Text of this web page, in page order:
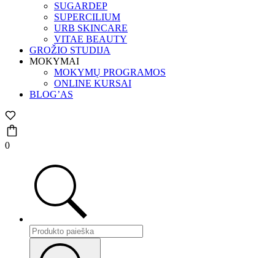
SUGARDEP
SUPERCILIUM
URB SKINCARE
VITAE BEAUTY
GROŽIO STUDIJA
MOKYMAI
MOKYMŲ PROGRAMOS
ONLINE KURSAI
BLOG’AS
0